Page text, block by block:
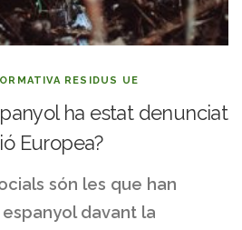
RESIDUS UE
ha estat denunciat
Europea?
són les que han
espanyol davant la